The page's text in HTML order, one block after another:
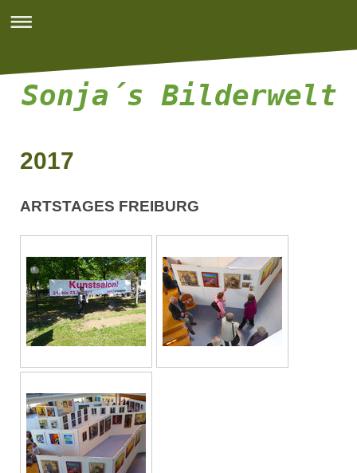
Sonja´s Bilderwelt
Sonja´s Bilderwelt
2017
ARTSTAGES FREIBURG